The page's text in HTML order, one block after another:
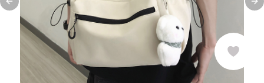
Previous slide